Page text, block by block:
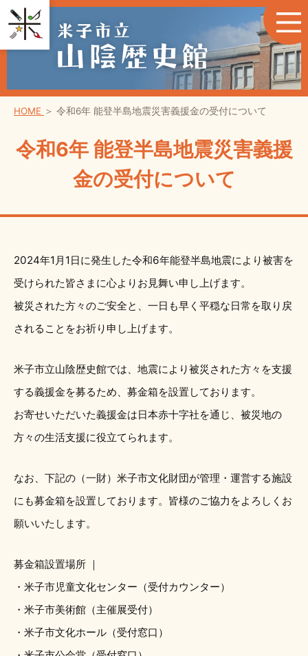
HOME ＞ 令和6年 能登半島地震災害義援金の受付について
令和6年 能登半島地震災害義援
金の受付について
2024年1月1日に発生した令和6年能登半島地震により被害を
受けられた皆さまに心よりお見舞い申し上げます。
被災された方々のご安全と、一日も早く平穏な日常を取り戻
されることをお祈り申し上げます。
米子市立山陰歴史館では、地震により被災された方々を支援
する義援金を募るため、募金箱を設置しております。
お寄せいただいた義援金は日本赤十字社を通じ、被災地の
方々の生活支援に役立てられます。
なお、下記の（一財）米子市文化財団が管理・運営する施設
にも募金箱を設置しております。皆様のご協力をよろしくお
願いいたします。
募金箱設置場所 ｜
・米子市児童文化センター（受付カウンター）
・米子市美術館（主催展受付）
・米子市文化ホール（受付窓口）